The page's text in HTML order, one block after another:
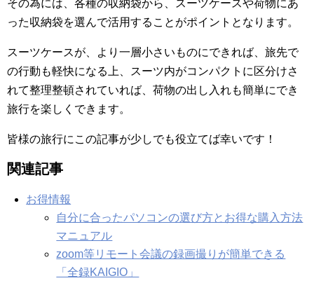
その為には、各種の収納袋から、スーツケースや荷物にあ
った収納袋を選んで活用することがポイントとなります。
スーツケースが、より一層小さいものにできれば、旅先で
の行動も軽快になる上、スーツ内がコンパクトに区分けさ
れて整理整頓されていれば、荷物の出し入れも簡単にでき
旅行を楽しくできます。
皆様の旅行にこの記事が少しでも役立てば幸いです！
関連記事
お得情報
自分に合ったパソコンの選び方とお得な購入方法
マニュアル
zoom等リモート会議の録画撮りが簡単できる
「全録KAIGIO」